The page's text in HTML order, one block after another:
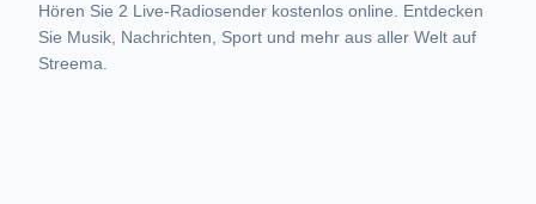
Hören Sie 2 Live-Radiosender kostenlos online. Entdecken
Sie Musik, Nachrichten, Sport und mehr aus aller Welt auf
Streema.